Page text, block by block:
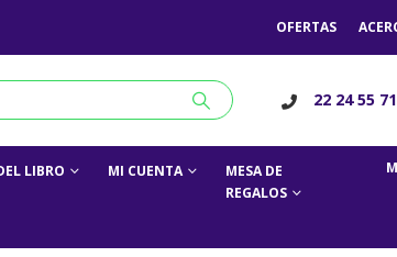
OFERTAS
22 24 55
LIBRO MI CUENTA
MESA DE
REGALOS